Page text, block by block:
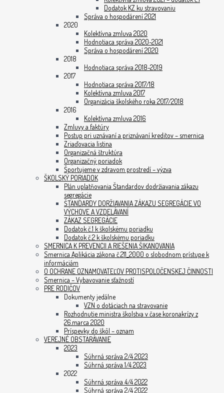
Dodatok KZ ku stravovaniu
Správa o hospodárení 2021
2020
Kolektívna zmluva 2020
Hodnotiaca správa 2020-2021
Správa o hospodárení 2020
2018
Hodnotiaca správa 2018-2019
2017
Hodnotiaca správa 2017/18
Kolektívna zmluva 2017
Organizácia školského roka 2017/2018
2016
Kolektívna zmluva 2016
Zmluvy a faktúry
Postup pri uznávaní a priznávaní kreditov – smernica
Zriaďovacia listina
Organizačná štruktúra
Organizačný poriadok
Športujeme v zdravom prostredí – výzva
ŠKOLSKÝ PORIADOK
Plán uplatňovania Štandardov dodržiavania zákazu
segregácie
ŠTANDARDY DORŽIAVANIA ZÁKAZU SEGREGÁCIE VO
VÝCHOVE A VZDELÁVANÍ
ZÁKAZ SEGREGÁCIE
Dodatok č.1 k školskému poriadku
Dodatok č.2 k školskému poriadku
SMERNICA K PREVENCII A RIEŠENIA ŠIKANOVANIA
Smernica Aplikácia zákona č.211_2000 o slobodnom prístupe k
informáciám
O OCHRANE OZNAMOVATEĽOV PROTISPOLOČENSKEJ ČINNOSTI
Smernica – Vybavovanie sťažností
PRE RODIČOV
Dokumenty jedálne
VZN o dotáciach na stravovanie
Rozhodnutie ministra školstva v čase koronakrízy z
26.marca 2020
Príspevky do škôl – oznam
VEREJNÉ OBSTARÁVANIE
2023
Súhrná správa 2/4 2023
Súhrná správa 1/4 2023
2022
Súhrná správa 4/4 2022
Súhrná správa 2/4 2022